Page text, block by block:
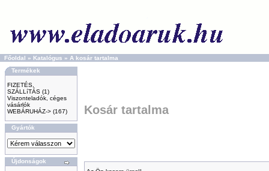
Főoldal » Katalógus » A kosár tartalma
Termékek
FIZETÉS,
SZÁLLíTÁS (1)
Viszonteladók, céges
vásárlók
WEBÁRUHÁZ-> (167)
Gyártók
Újdonságok
Kosár tartalma